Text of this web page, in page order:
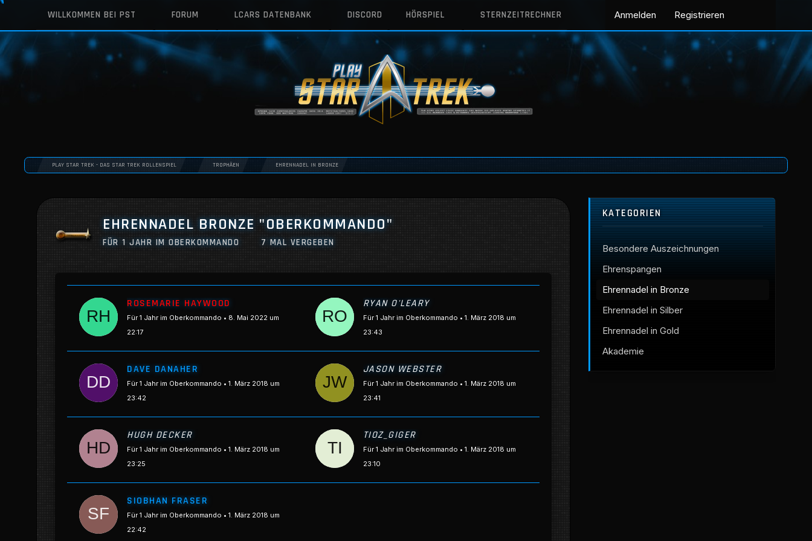
WILLKOMMEN BEI PST FORUM LCARS DATENBANK DISCORD HÖRSPIEL STERNZEITRECHNER Anmelden Registrieren
PLAY STAR TREK - DAS STAR TREK ROLLENSPIEL TROPHÄEN EHRENNADEL IN BRONZE
EHRENNADEL BRONZE "OBERKOMMANDO"
FÜR 1 JAHR IM OBERKOMMANDO 7 MAL VERGEBEN
ROSEMARIE HAYWOOD
Für 1 Jahr im Oberkommando
8. Mai 2022 um
22:17
RYAN O'LEARY
Für 1 Jahr im Oberkommando
1. März 2018 um
23:43
DAVE DANAHER
Für 1 Jahr im Oberkommando
1. März 2018 um
23:42
JASON WEBSTER
Für 1 Jahr im Oberkommando
1. März 2018 um
23:41
HUGH DECKER
Für 1 Jahr im Oberkommando
1. März 2018 um
23:25
TIOZ_GIGER
Für 1 Jahr im Oberkommando
1. März 2018 um
23:10
SIOBHAN FRASER
Für 1 Jahr im Oberkommando
1. März 2018 um
22:42
KATEGORIEN
Besondere Auszeichnungen
Ehrenspangen
Ehrennadel in Bronze
Ehrennadel in Silber
Ehrennadel in Gold
Akademie